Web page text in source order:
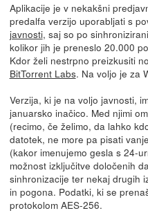
Aplikacije je v nekakšni
predalfa verzijo uporabljati s
javnosti, saj so po
kolikor jih je preneslo 20.000
Kdor želi nestrpno preizkusiti
BitTorrent Labs. Na voljo je za
Verzija, ki je na voljo javnosti,
januarsko inačico. Med njimi
(recimo, če želimo, da lahko
datotek, ne more pa pisati
(kakor imenujemo gesla s 24-
možnost izključitve določenih
sinhronizacije ter nekaj drugih
in pogona. Podatki, ki se
protokolom AES-256.